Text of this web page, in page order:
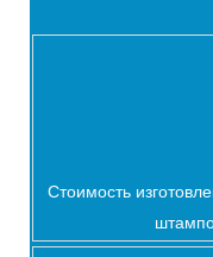
Стоимость